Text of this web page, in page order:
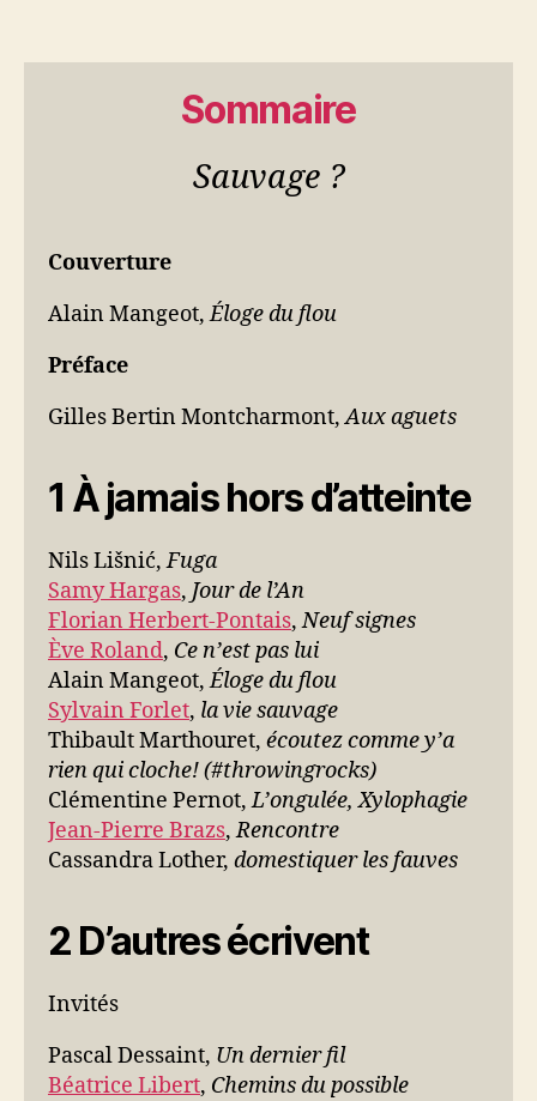
Sommaire
Sauvage ?
Couverture
Alain Mangeot,Éloge du flou
Préface
Gilles Bertin Montcharmont,Aux aguets
1 À jamais hors d’atteinte
Nils Lišnić,Fuga
Samy Hargas, Jour de l’An
Florian Herbert-Pontais,Neuf signes
Ève Roland, Ce n’est pas lui
Alain Mangeot,Éloge du flou
Sylvain Forlet, la vie sauvage
Thibault Marthouret, écoutez comme y’a
rien qui cloche! (#throwingrocks)
Clémentine Pernot,L’ongulée, Xylophagie
Jean-Pierre Brazs,Rencontre
Cassandra Lother, domestiquer les fauves
2 D’autres écrivent
Invités
Pascal Dessaint, Un dernier fil
Béatrice Libert, Chemins du possible